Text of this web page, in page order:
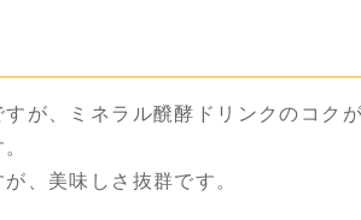
が、ミネラル醗酵ドリンクのコク
、美味しさ抜群です。